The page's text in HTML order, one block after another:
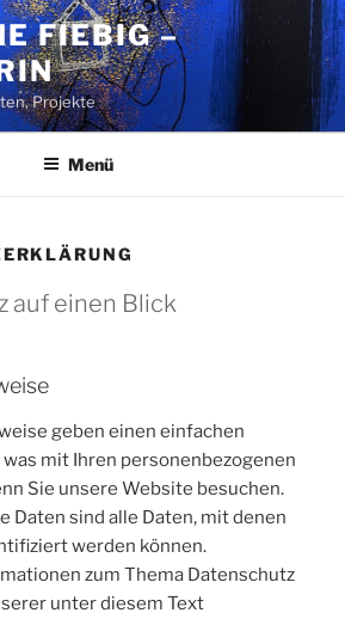
FIEBIG –
Projekte
Menü
auf einen Blick
geben einen einfachen
mit Ihren personenbezogenen
Sie unsere Website besuchen.
Daten sind alle Daten, mit denen
werden können.
zum Thema Datenschutz
unter diesem Text